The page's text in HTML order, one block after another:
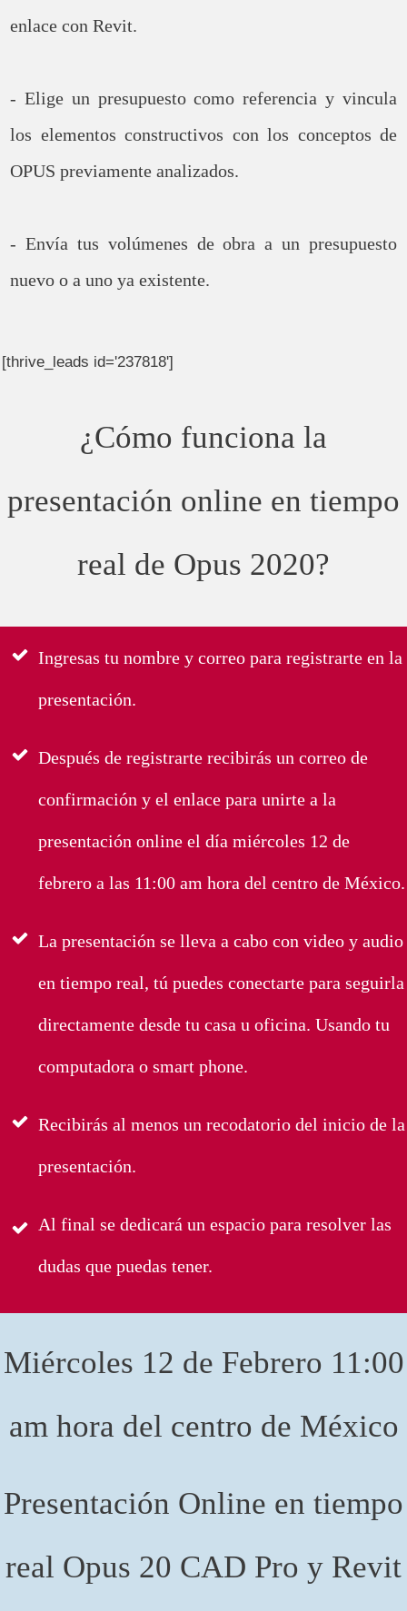
enlace con Revit.
- Elige un presupuesto como referencia y vincula
los elementos constructivos con los conceptos de
OPUS previamente analizados.
- Envía tus volúmenes de obra a un presupuesto
nuevo o a uno ya existente.
[thrive_leads id='237818']
¿Cómo funciona la
presentación online en tiempo
real de Opus 2020?
Ingresas tu nombre y correo para registrarte en la
presentación.
Después de registrarte recibirás un correo de
confirmación y el enlace para unirte a la
presentación online el día miércoles 12 de
febrero a las 11:00 am hora del centro de México.
La presentación se lleva a cabo con video y audio
en tiempo real, tú puedes conectarte para seguirla
directamente desde tu casa u oficina. Usando tu
computadora o smart phone.
Recibirás al menos un recodatorio del inicio de la
presentación.
Al final se dedicará un espacio para resolver las
dudas que puedas tener.
Miércoles 12 de Febrero 11:00
am hora del centro de México
Presentación Online en tiempo
real Opus 20 CAD Pro y Revit